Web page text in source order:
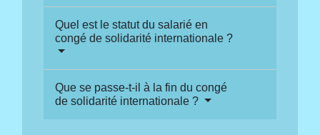
Quel est le statut du salarié en
congé de solidarité internationale ?
Que se passe-t-il à la fin du congé
de solidarité internationale ?